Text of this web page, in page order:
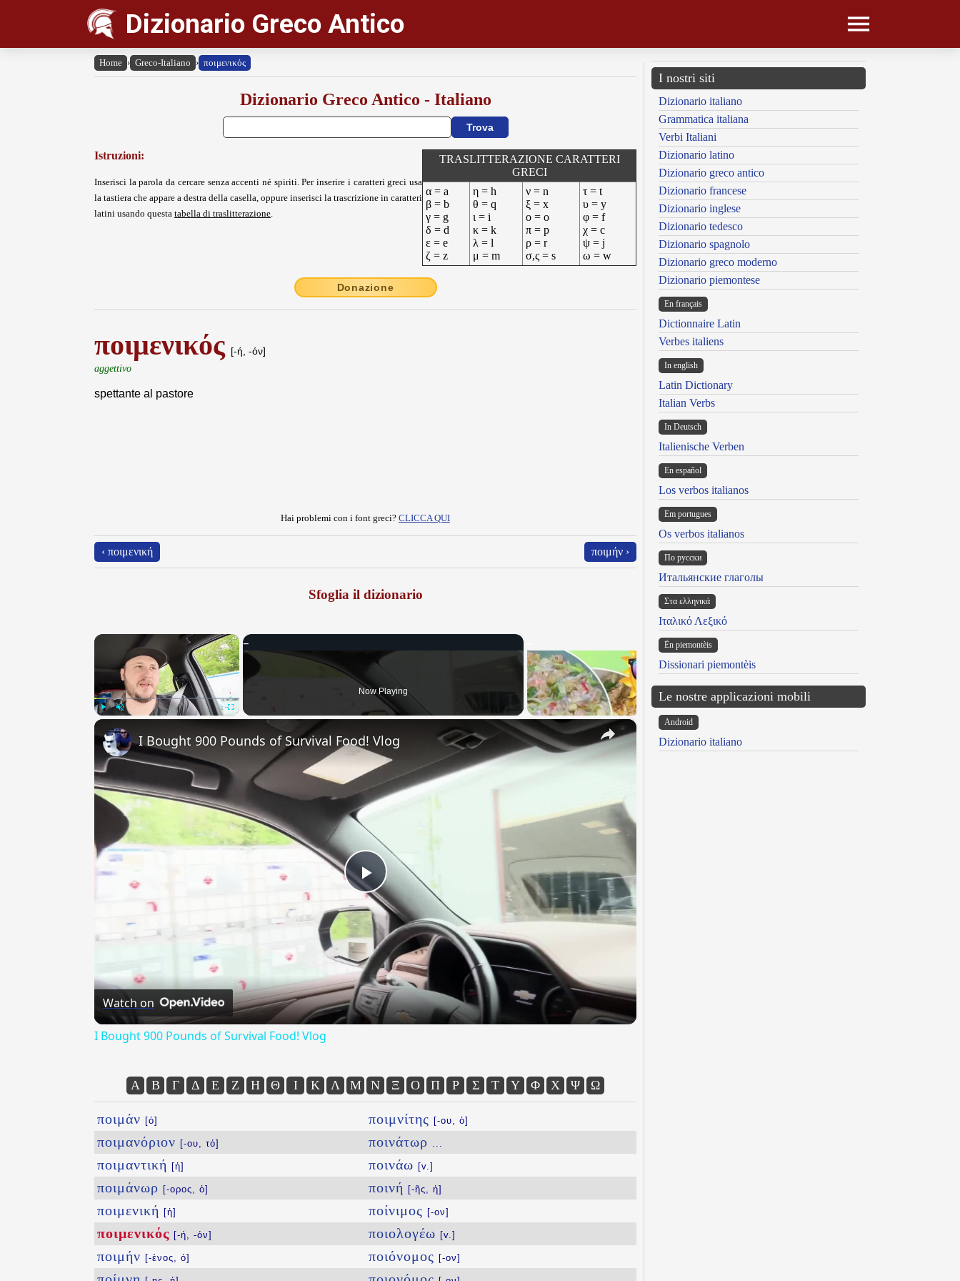
Dizionario Greco Antico
Home › Greco-Italiano › ποιμενικός
Dizionario Greco Antico - Italiano
Istruzioni:
Inserisci la parola da cercare senza accenti né spiriti. Per inserire i caratteri greci usa
la tastiera che appare a destra della casella, oppure inserisci la trascrizione in caratteri
latini usando questa tabella di traslitterazione.
TRASLITTERAZIONE CARATTERI
GRECI
α = a
β = b
γ = g
δ = d
ε = e
ζ = z
η = h
θ = q
ι = i
κ = k
λ = l
μ = m
ν = n
ξ = x
ο = o
π = p
ρ = r
σ,ς = s
τ = t
υ = y
φ = f
χ = c
ψ = j
ω = w
Donazione
ποιμενικός [-ή, -όν]
aggettivo
spettante al pastore
Hai problemi con i font greci? CLICCA QUI
‹ ποιμενική ποιμήν ›
Sfoglia il dizionario
×
Now Playing
×
Play
Video
I Bought 900 Pounds of Survival Food! Vlog
Watch on
I Bought 900 Pounds of Survival Food! Vlog
Α Β Γ Δ Ε Ζ Η Θ Ι Κ Λ Μ Ν Ξ Ο Π Ρ Σ Τ Υ Φ Χ Ψ Ω
ποιμάν [ὁ]
ποιμανόριον [-ου, τό]
ποιμαντική [ἡ]
ποιμάνωρ [-ορος, ὁ]
ποιμενική [ἡ]
ποιμενικός [-ή, -όν]
ποιμήν [-ένος, ὁ]
ποιμνίτης [-ου, ὁ]
ποινάτωρ
ποινάω [v.]
ποινή [-ῆς, ἡ]
ποίνιμος [-ον]
ποιολογέω [v.]
ποιόνομος [-ον]
I nostri siti
Dizionario italiano
Grammatica italiana
Verbi Italiani
Dizionario latino
Dizionario greco antico
Dizionario francese
Dizionario inglese
Dizionario tedesco
Dizionario spagnolo
Dizionario greco moderno
Dizionario piemontese
En français
Dictionnaire Latin
Verbes italiens
In english
Latin Dictionary
Italian Verbs
In Deutsch
Italienische Verben
En español
Los verbos italianos
Em portugues
Os verbos italianos
По русски
Итальянские глаголы
Στα ελληνικά
Ιταλικό Λεξικό
Ën piemontèis
Dissionari piemontèis
Le nostre applicazioni mobili
Android
Dizionario italiano